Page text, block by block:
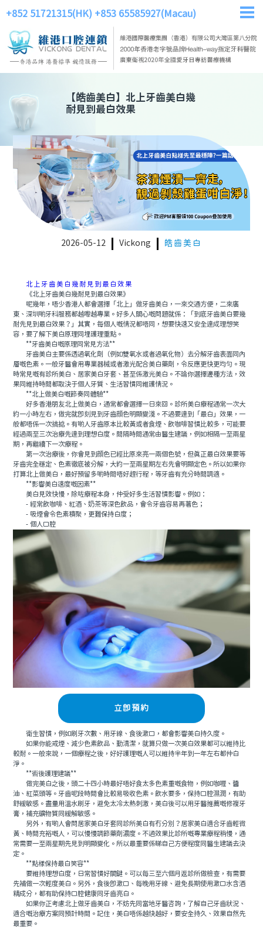
+852 51721315(HK) +853 65585927(Macau)
【皓齒美白】 北上牙齒美白幾
耐見到最白效果
2026-05-12 Vickong 皓齒美白
北上牙齒美白幾耐見到最白效果
《北上牙齒美白幾耐見到最白效果》
呢幾年，唔少香港人都會選擇「北上」做牙齒美白，一來交通方便，二來廣
東、深圳啲牙科服務都越嚟越專業。好多人關心嘅問題就係：「到底牙齒美白要幾
耐先見到最白效果？」其實，每個人嘅情況都唔同，想要快速又安全達成理想笑
容，要了解下美白原理同埋護理重點。
**牙齒美白嘅原理同常見方法**
牙齒美白主要係透過氧化劑（例如雙氧水或者過氧化物）去分解牙齒表面同內
層嘅色素。一般牙醫會用專業器械或者激光配合美白藥劑，令反應更快更均勻。現
時常見嘅有診所美白、居家美白牙套、甚至係激光美白。不論你選擇邊種方法，效
果同維持時間都取決于個人牙質、生活習慣同維護情況。
**北上做美白嘅節奏同體驗**
好多香港朋友北上做美白，通常都會選擇一日來回。診所美白療程通常一次大
約一小時左右，做完就即刻見到牙齒顔色明顯變淺。不過要達到「最白」效果，一
般都唔係一次搞掂。有啲人牙齒原本比較黃或者食煙、飲咖啡習慣比較多，可能要
經過兩至三次治療先達到理想白度。間隔時間通常由醫生建議，例如相隔一至兩星
期，再繼續下一次療程。
第一次治療後，你會見到顔色已經比原來亮一兩個色號，但真正最白效果要等
牙齒完全穩定、色素徹底被分解，大約一至兩星期左右先會明顯定色。所以如果你
打算北上做美白，最好預留多啲時間唔好趕行程，等牙齒有充分時間調適。
**影響美白速度嘅因素**
美白見效快慢，除咗療程本身，仲受好多生活習慣影響。例如：
- 經常飲咖啡、紅酒、奶茶等深色飲品，會令牙齒容易再著色；
- 吸煙會令色素積聚，更難保持白度；
- 個人口腔
立即預約
衛生習慣，例如刷牙次數、用牙線、食後漱口，都會影響美白持久度。
如果你能戒煙、減少色素飲品、勤清潔，就算只做一次美白效果都可以維持比
較耐。一般來說，一個療程之後，好好護理嘅人可以維持半年到一年左右都仲白
淨。
**術後護理建議**
做完美白之後，頭二十四小時最好唔好食太多色素重嘅食物，例如咖喱、醬
油、紅菜頭等。牙齒呢段時間會比較易吸收色素。飲水要多，保持口腔濕潤，有助
舒緩敏感。盡量用溫水刷牙，避免太冷太熱刺激，美白後可以用牙醫推薦嘅修複牙
膏，補充礦物質同緩解敏感。
另外，有啲人會問居家美白牙套同診所美白有冇分別？居家美白適合牙齒輕微
黃、時間充裕嘅人，可以慢慢調節藥劑濃度。不過效果比診所嘅專業療程稍慢，通
常需要一至兩星期先見到明顯變化。所以最重要係睇自己方便程度同醫生建議去決
定。
**點樣保持最白笑容**
要維持理想白度，日常習慣好關鍵。可以每三至六個月返診所做檢查，有需要
先補做一次輕度美白。另外，食後即漱口、每晚用牙線、避免長期使用漱口水含酒
精成分，都有助保持口腔健康同牙齒亮白。
如果你正考慮北上做牙齒美白，不妨先同當地牙醫咨詢，了解自己牙齒狀況、
適合嘅治療方案同預計時間。記住，美白唔係越快越好，要安全持久、效果自然先
最重要。